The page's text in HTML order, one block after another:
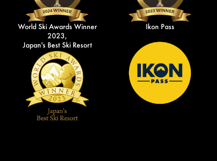
World Ski Awards Winner
2023,
Japan's Best Ski Resort
Ikon Pass